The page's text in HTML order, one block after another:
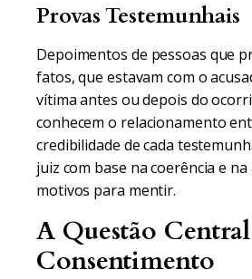
Provas Testemunhais
Depoimentos de pessoas que
fatos, que estavam com o
vítima antes ou depois do
conhecem o relacionamento
credibilidade de cada
juiz com base na coerência e na
motivos para mentir.
A Questão
Consentimento